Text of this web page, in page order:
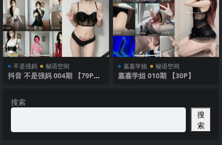
不是强妈 秘语空间
抖音 不是强妈 004期 【79P】
嘉嘉学姐 秘语空间
嘉嘉学姐 010期 【30P】
搜索
搜
索